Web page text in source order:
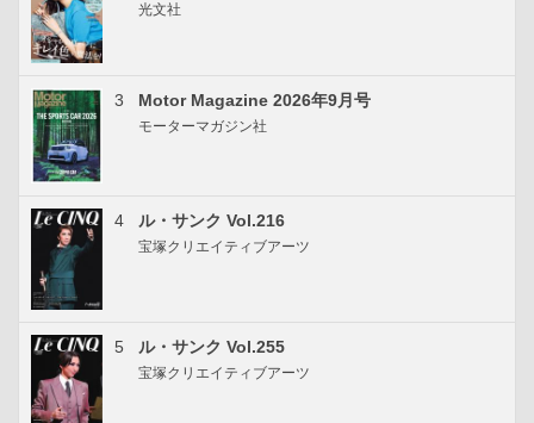
光文社
3 Motor Magazine 2026年9月号
モーターマガジン社
4 ル・サンク Vol.216
宝塚クリエイティブアーツ
5 ル・サンク Vol.255
宝塚クリエイティブアーツ